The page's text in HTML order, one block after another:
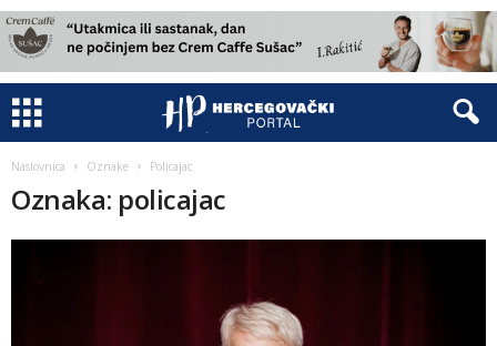
Naslovnica Oznake Policajac
Oznaka: policajac